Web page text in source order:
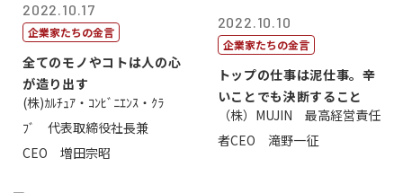
2022.10.17
企業家たちの金言
全てのモノやコトは人の心
が造り出す
(株)ｶﾙﾁｭｱ・ｺﾝﾋﾞﾆｴﾝｽ・ｸﾗ
ﾌﾞ 代表取締役社長兼
CEO 増田宗昭
2022.10.10
企業家たちの金言
トップの仕事は泥仕事。辛
いことでも決断すること
（株）MUJIN 最高経営責任
者CEO 滝野一征